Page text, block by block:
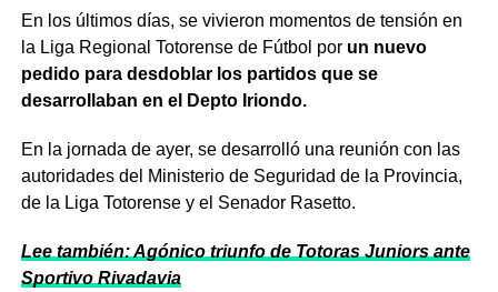
En los últimos días, se vivieron momentos de tensión en
la Liga Regional Totorense de Fútbol por un nuevo
pedido para desdoblar los partidos que se
desarrollaban en el Depto Iriondo.
En la jornada de ayer, se desarrolló una reunión con las
autoridades del Ministerio de Seguridad de la Provincia,
de la Liga Totorense y el Senador Rasetto.
Lee también: Agónico triunfo de Totoras Juniors ante
Sportivo Rivadavia